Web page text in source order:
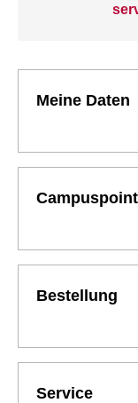
Meine Daten
Campuspoint
Bestellung
Service